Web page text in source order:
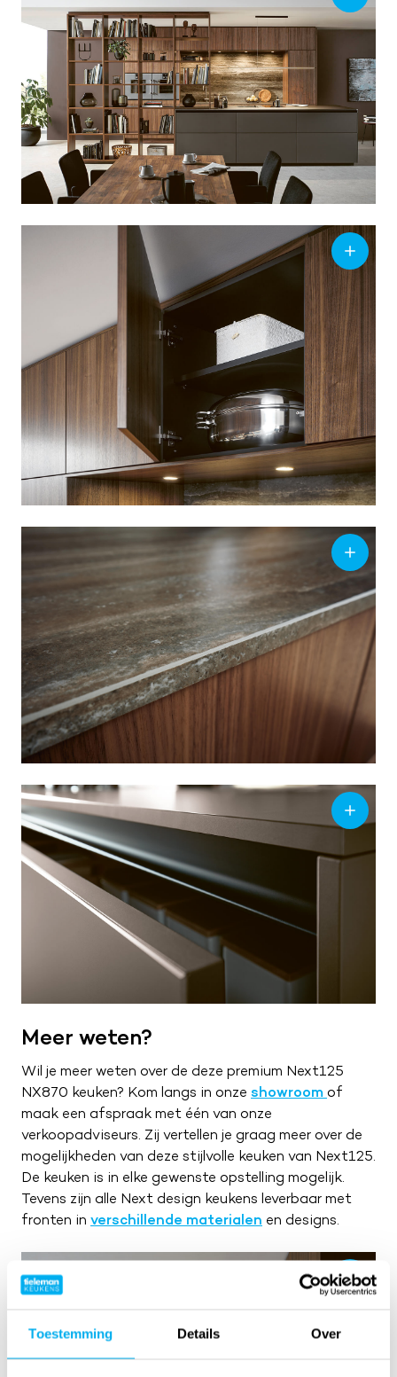
Toestemming Details Over
Meer weten?
Wil je meer weten over de deze premium Next125
NX870 keuken? Kom langs in onze showroom of
maak een afspraak met één van onze
verkoopadviseurs. Zij vertellen je graag meer over de
mogelijkheden van deze stijlvolle keuken van Next125.
De keuken is in elke gewenste opstelling mogelijk.
Tevens zijn alle Next design keukens leverbaar met
fronten in verschillende materialen en designs.